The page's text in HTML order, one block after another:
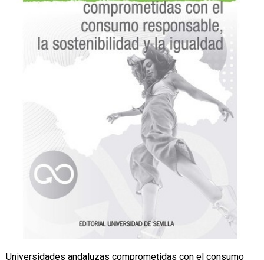
Universidades andaluzas comprometidas con el consumo